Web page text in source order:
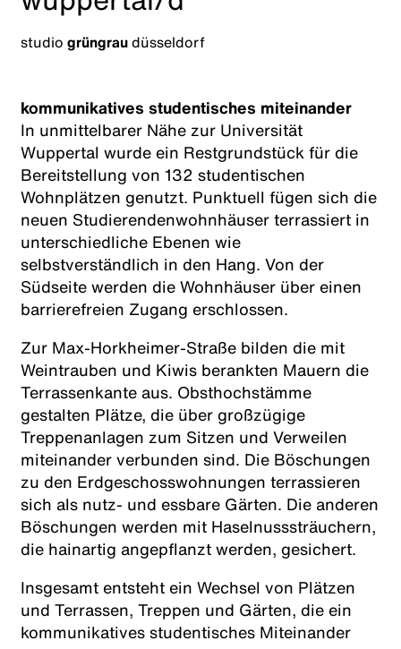
studio grüngraudüsseldorf
kommunikatives studentisches miteinander
In unmittelbarer Nähe zur Universität
Wuppertal wurde ein Restgrundstück für die
Bereitstellung von 132 studentischen
Wohnplätzen genutzt. Punktuell fügen sich die
neuen Studierendenwohnhäuser terrassiert in
unterschiedliche Ebenen wie
selbstverständlich in den Hang. Von der
Südseite werden die Wohnhäuser über einen
barrierefreien Zugang erschlossen.
Zur Max-Horkheimer-Straße bilden die mit
Weintrauben und Kiwis berankten Mauern die
Terrassenkante aus. Obsthochstämme
gestalten Plätze, die über großzügige
Treppenanlagen zum Sitzen und Verweilen
miteinander verbunden sind. Die Böschungen
zu den Erdgeschosswohnungen terrassieren
sich als nutz- und essbare Gärten. Die anderen
Böschungen werden mit Haselnusssträuchern,
die hainartig angepflanzt werden, gesichert.
Insgesamt entsteht ein Wechsel von Plätzen
und Terrassen, Treppen und Gärten, die ein
kommunikatives studentisches Miteinander